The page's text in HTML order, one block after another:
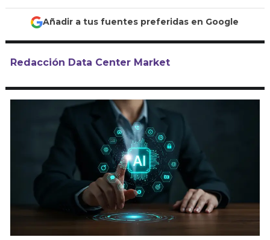
Añadir a tus fuentes preferidas en Google
Redacción Data Center Market